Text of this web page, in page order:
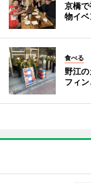
京橋
物イ
食べる
野江
フィ